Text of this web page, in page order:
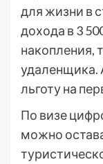
для жизни в
дохода в 3
накопления,
удаленщика.
льготу на
По визе
можно